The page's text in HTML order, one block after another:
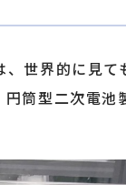
世界的に見
筒型二次電